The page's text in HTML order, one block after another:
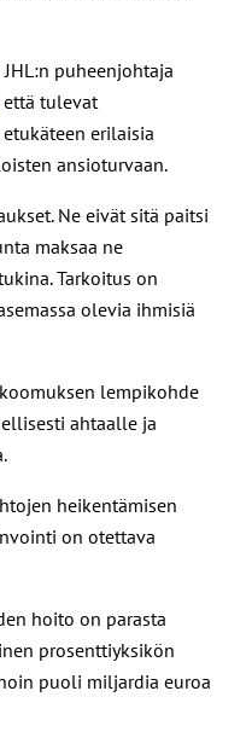
puheenjohtaja
että tulevat
erilaisia
ansioturvaan.
Ne eivät sitä paitsi
maksaa ne
Tarkoitus on
olevia ihmisiä
lempikohde
ahtaalle ja
heikentämisen
on otettava
hoito on parasta
prosenttiyksikön
puoli miljardia euroa